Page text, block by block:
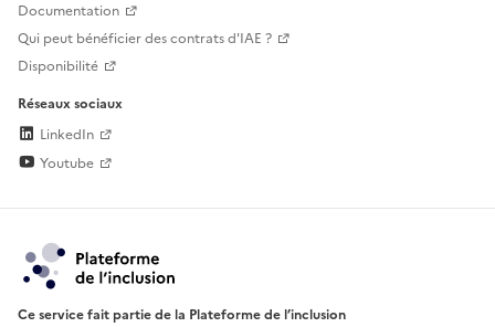
Documentation
Qui peut bénéficier des contrats d'IAE ?
Disponibilité
Réseaux sociaux
LinkedIn
Youtube
Ce service fait partie de la Plateforme de l’inclusion